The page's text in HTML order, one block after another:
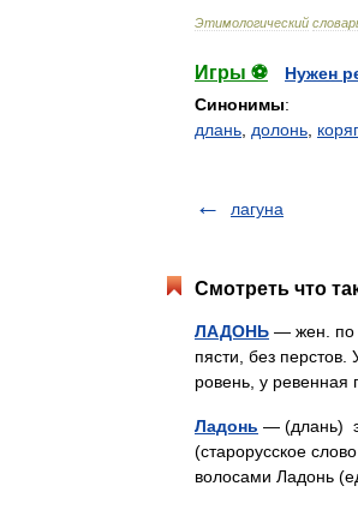
Этимологический
Игры ⚽
Нужен
Синонимы:
длань долонь
лагуна
Смотреть что
ЛАДОНЬ — жен. по
пясти, без
ровень, у
Ладонь — (длань)
(старорусское
волосами Ладонь